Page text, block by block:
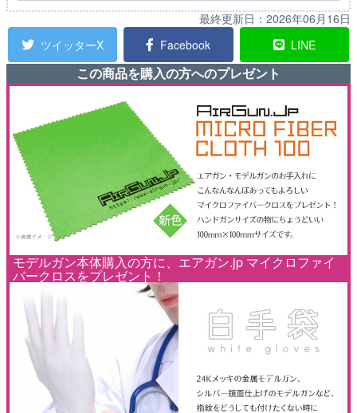
最終更新日： 2026年06月16日
ツイッターX
Facebook LINE
この商品を購入の方へのプレゼント
モデルガン本体購入の方に、エアガン.jp マイクロファイ
バークロスをプレゼント！